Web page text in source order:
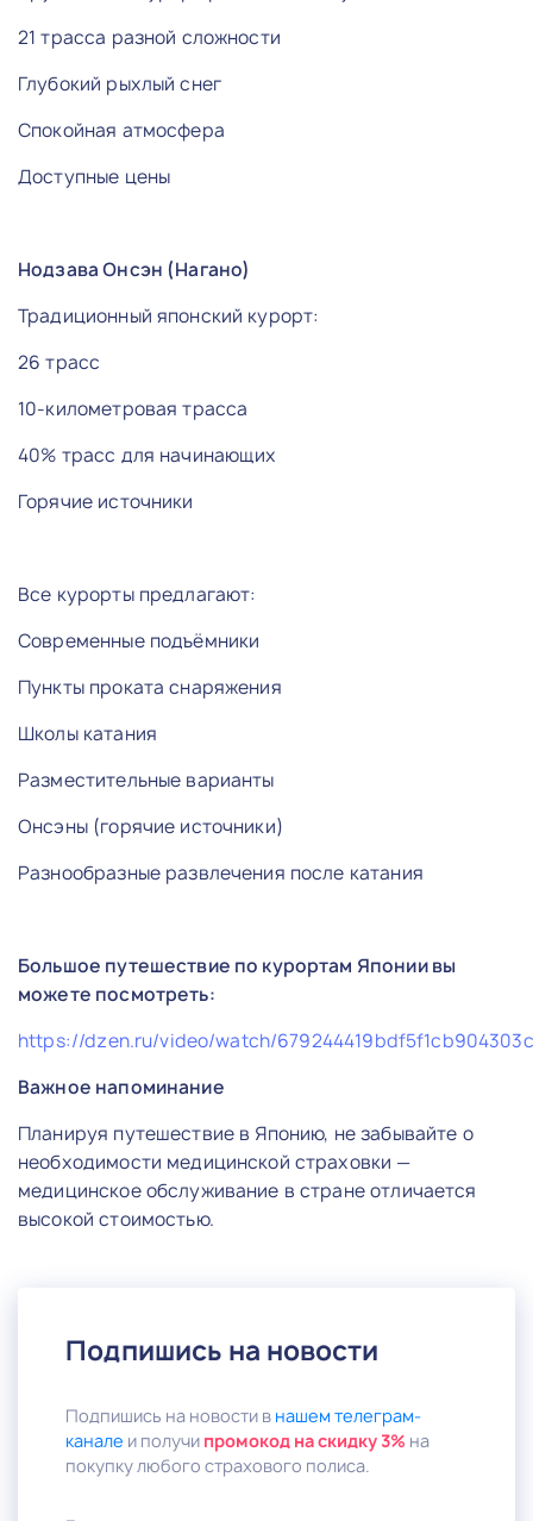
Подпишись на новости
Подпишись на новости в нашем телеграм-
канале и получи промокод на скидку 3% на
покупку любого страхового полиса.
21 трасса разной сложности
Глубокий рыхлый снег
Спокойная атмосфера
Доступные цены
Нодзава Онсэн (Нагано)
Традиционный японский курорт:
26 трасс
10-километровая трасса
40% трасс для начинающих
Горячие источники
Все курорты предлагают:
Современные подъёмники
Пункты проката снаряжения
Школы катания
Разместительные варианты
Онсэны (горячие источники)
Разнообразные развлечения после катания
Большое путешествие по курортам Японии вы
можете посмотреть:
https://dzen.ru/video/watch/679244419bdf5f1cb904303c
Важное напоминание
Планируя путешествие в Японию, не забывайте о
необходимости медицинской страховки —
медицинское обслуживание в стране отличается
высокой стоимостью.